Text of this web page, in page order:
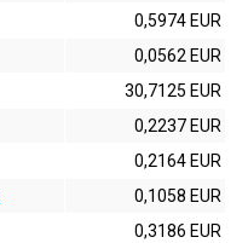
0,5974 EUR
0,0562 EUR
30,7125 EUR
0,2237 EUR
0,2164 EUR
0,1058 EUR
0,3186 EUR